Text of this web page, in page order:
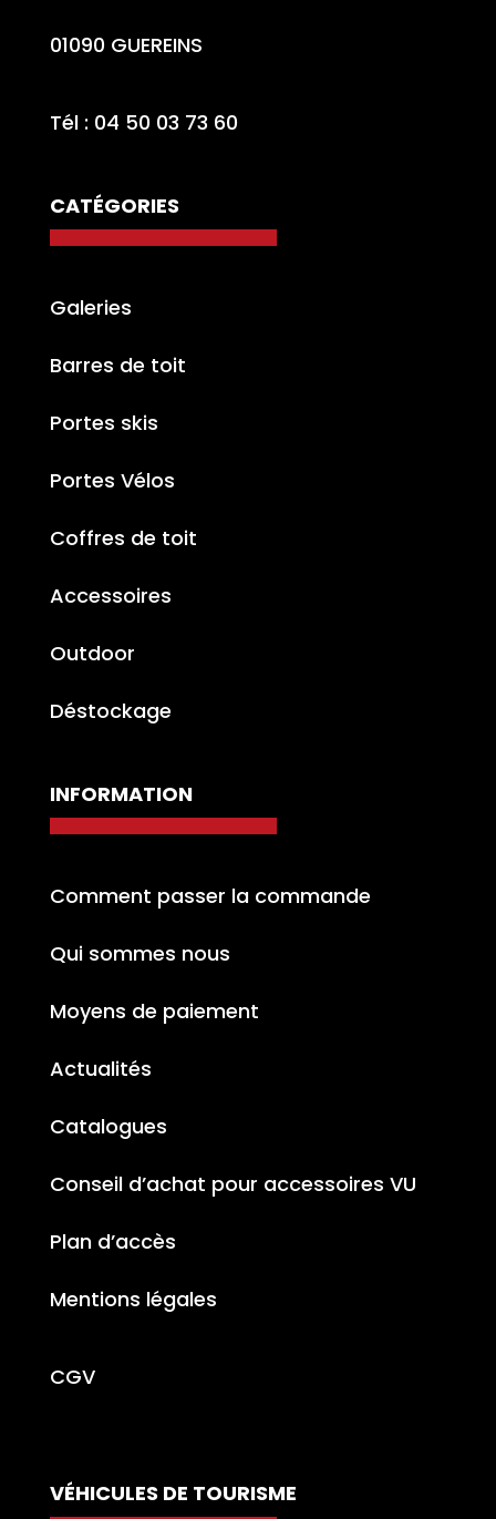
01090 GUEREINS
Tél : 04 50 03 73 60
CATÉGORIES
Galeries
Barres de toit
Portes skis
Portes Vélos
Coffres de toit
Accessoires
Outdoor
Déstockage
INFORMATION
Comment passer la commande
Qui sommes nous
Moyens de paiement
Actualités
Catalogues
Conseil d’achat pour accessoires VU
Plan d’accès
Mentions légales
CGV
VÉHICULES DE TOURISME